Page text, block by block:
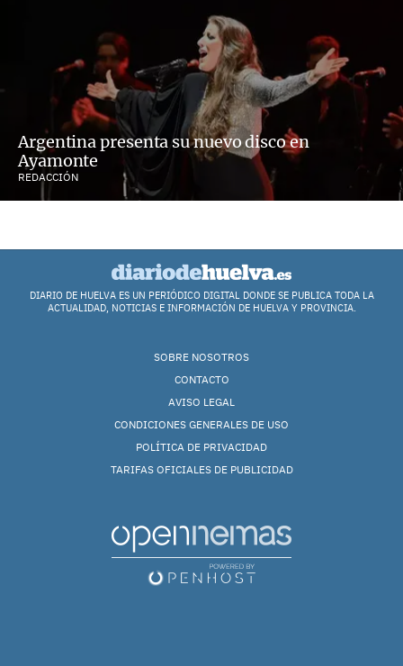
Argentina presenta su nuevo disco en
Ayamonte
REDACCIÓN
DIARIO DE HUELVA ES UN PERIÓDICO DIGITAL DONDE SE PUBLICA TODA LA
ACTUALIDAD, NOTICIAS E INFORMACIÓN DE HUELVA Y PROVINCIA.
SOBRE NOSOTROS
CONTACTO
AVISO LEGAL
CONDICIONES GENERALES DE USO
POLÍTICA DE PRIVACIDAD
TARIFAS OFICIALES DE PUBLICIDAD